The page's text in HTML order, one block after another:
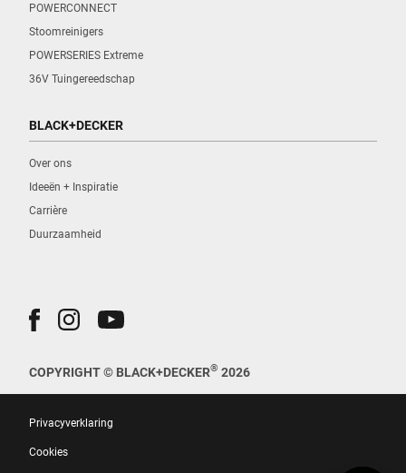
POWERCONNECT
Stoomreinigers
POWERSERIES Extreme
36V Tuingereedschap
BLACK+DECKER
Over ons
Ideeën + Inspiratie
Carrière
Duurzaamheid
COPYRIGHT © BLACK+DECKER® 2026
Privacyverklaring
Cookies